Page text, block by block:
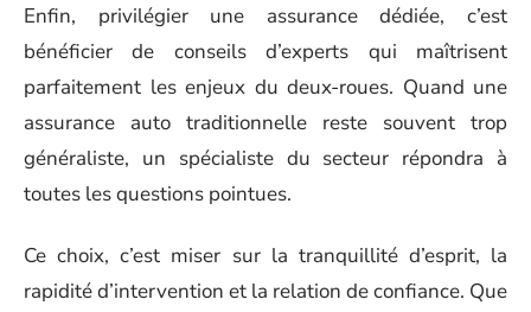
Enfin, privilégier une assurance dédiée, c’est
bénéficier de conseils d’experts qui maîtrisent
parfaitement les enjeux du deux-roues. Quand une
assurance auto traditionnelle reste souvent trop
généraliste, un spécialiste du secteur répondra à
toutes les questions pointues.
Ce choix, c’est miser sur la tranquillité d’esprit, la
rapidité d’intervention et la relation de confiance. Que